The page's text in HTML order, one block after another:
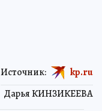
Дарья КИНЗИКЕЕВА
Источник: kp.ru